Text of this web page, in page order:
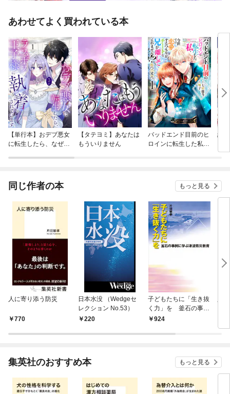
あわせてよく買われている本
【単行本】おデブ悪女
に転生したら、なぜか
【タテヨミ】あなたは
もういりません
バッドエンド目前のヒ
ロインに転生した私、
結
同じ作者の本 もっと見る
人に寄り添う防災
770
日本水没 （Wedgeセ
レクション No.53）
220
子どもたちに「生き抜
く力」を 釜石の事例
に学ぶ津波防災教育
924
集英社のおすすめ本 もっと見る